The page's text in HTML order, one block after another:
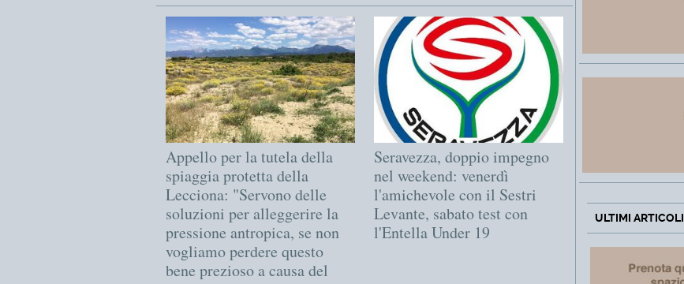
Appello per la tutela della
spiaggia protetta della
Lecciona: "Servono delle
soluzioni per alleggerire la
pressione antropica, se non
vogliamo perdere questo
bene prezioso a causa del
Seravezza, doppio impegno
nel weekend: venerdì
l'amichevole con il Sestri
Levante, sabato test con
l'Entella Under 19
ULTIMI ARTICOLI